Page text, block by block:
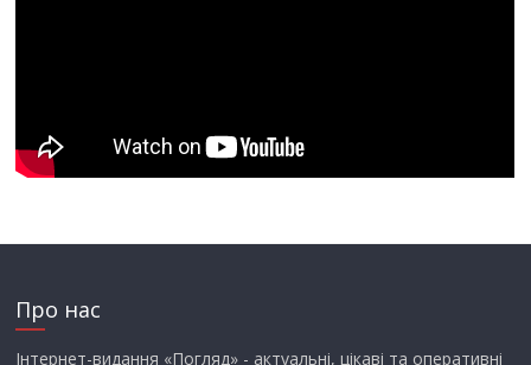
Про нас
Інтернет-видання «Погляд» - актуальні, цікаві та оперативні